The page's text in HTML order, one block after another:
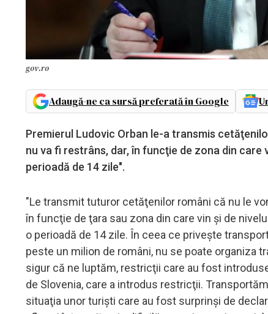
gov.ro
Adaugă-ne ca sursă preferată în Google
Premierul Ludovic Orban le-a transmis
nu va fi restrâns, dar, în funcţie de zona din
perioadă de 14 zile".
"Le transmit tuturor cetăţenilor români că nu le
în funcţie de ţara sau zona din care vin şi de
o perioadă de 14 zile. În ceea ce priveşte
peste un milion de români, nu se poate organiza
sigur că ne luptăm, restricţii care au fost
de Slovenia, care a introdus restricţii.
situaţia unor turişti care au fost surprinşi de